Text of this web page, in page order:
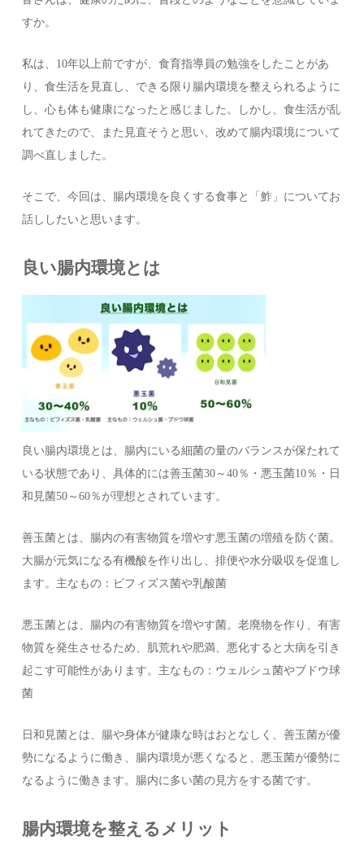
すか。
私は、10年以上前ですが、食育指導員の勉強をしたことがあ
り、食生活を見直し、できる限り腸内環境を整えられるように
し、心も体も健康になったと感じました。しかし、食生活が乱
れてきたので、また見直そうと思い、改めて腸内環境について
調べ直しました。
そこで、今回は、腸内環境を良くする食事と「鮓」についてお
話ししたいと思います。
良い腸内環境とは
良い腸内環境とは、腸内にいる細菌の量のバランスが保たれて
いる状態であり、具体的には善玉菌30～40％・悪玉菌10％・日
和見菌50～60％が理想とされています。
善玉菌とは、腸内の有害物質を増やす悪玉菌の増殖を防ぐ菌。
大腸が元気になる有機酸を作り出し、排便や水分吸収を促進し
ます。主なもの：ビフィズス菌や乳酸菌
悪玉菌とは、腸内の有害物質を増やす菌。老廃物を作り、有害
物質を発生させるため、肌荒れや肥満、悪化すると大病を引き
起こす可能性があります。主なもの：ウェルシュ菌やブドウ球
菌
日和見菌とは、腸や身体が健康な時はおとなしく、善玉菌が優
勢になるように働き、腸内環境が悪くなると、悪玉菌が優勢に
なるように働きます。腸内に多い菌の見方をする菌です。
腸内環境を整えるメリット